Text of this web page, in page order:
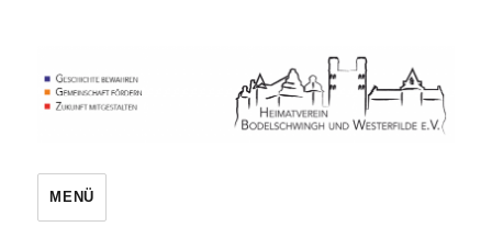
MENÜ